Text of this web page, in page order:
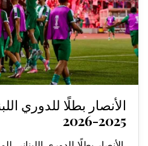
الأنصار بطلًا للدوري
2025-2026